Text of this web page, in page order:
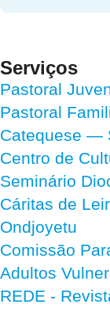
Serviços
Pastoral
Pastoral
Catequese —
Centro de
Seminário
Cáritas de
Ondjoyetu
Comissão
Adultos
REDE -